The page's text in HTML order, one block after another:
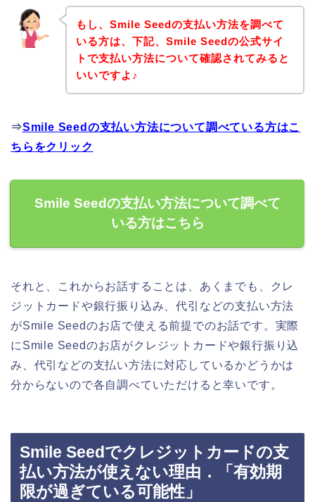
もし、Smile Seedの支払い方法を調べて
いる方は、下記、Smile Seedの公式サイ
トで支払い方法について確認されてみると
いいですよ♪
⇒Smile Seedの支払い方法について調べている方はこ
ちらをクリック
Smile Seedの支払い方法について調べて
いる方はこちら
それと、これからお話することは、あくまでも、クレ
ジットカードや銀行振り込み、代引などの支払い方法
がSmile Seedのお店で使える前提でのお話です。実際
にSmile Seedのお店がクレジットカードや銀行振り込
み、代引などの支払い方法に対応しているかどうかは
分からないので各自調べていただけると幸いです。
Smile Seedでクレジットカードの支
払い方法が使えない理由．「有効期
限が過ぎている可能性」